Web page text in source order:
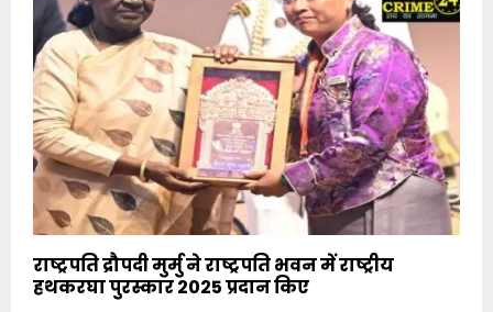
राष्ट्रपति द्रौपदी मुर्मु ने राष्ट्रपति भवन में राष्ट्रीय
हथकरघा पुरस्कार 2025 प्रदान किए